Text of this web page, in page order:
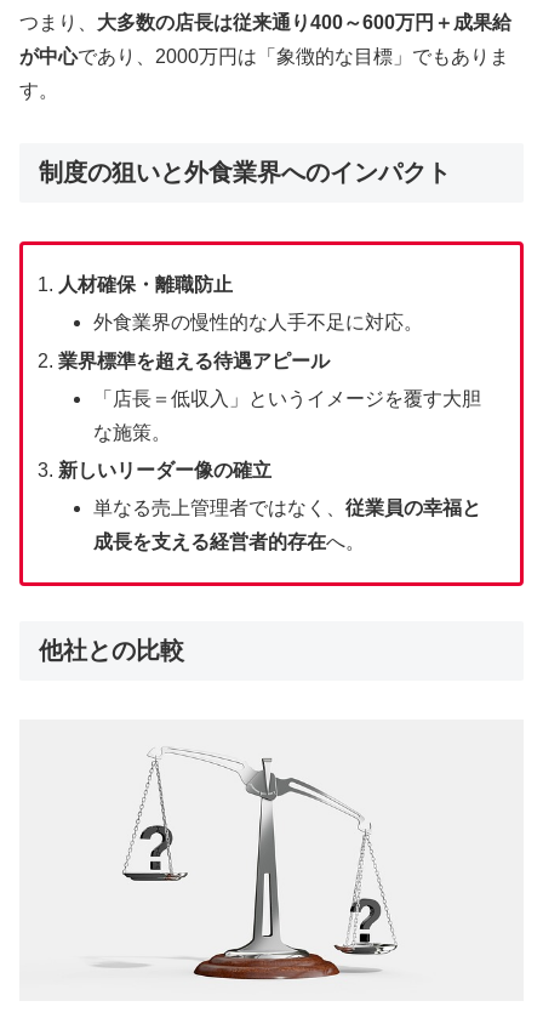
つまり、 大多数の店長は従来通り400～600万円＋成果給
が中心であり、2000万円は「象徴的な目標」でもありま
す。
制度の狙いと外食業界へのインパクト
人材確保・離職防止
外食業界の慢性的な人手不足に対応。
業界標準を超える待遇アピール
「店長＝低収入」というイメージを覆す大胆
な施策。
新しいリーダー像の確立
単なる売上管理者ではなく、従業員の幸福と
成長を支える経営者的存在へ。
他社との比較